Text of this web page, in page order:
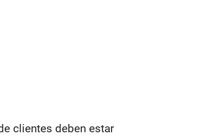
clientes deben estar